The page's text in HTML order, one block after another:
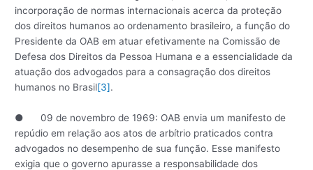
incorporação de normas internacionais acerca da proteção
dos direitos humanos ao ordenamento brasileiro, a função do
Presidente da OAB em atuar efetivamente na Comissão de
Defesa dos Direitos da Pessoa Humana e a essencialidade da
atuação dos advogados para a consagração dos direitos
humanos no Brasil[3].
● 09 de novembro de 1969: OAB envia um manifesto de
repúdio em relação aos atos de arbítrio praticados contra
advogados no desempenho de sua função. Esse manifesto
exigia que o governo apurasse a responsabilidade dos